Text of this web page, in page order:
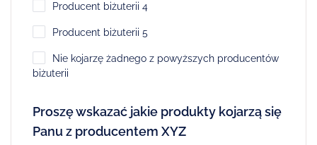
Producent biżuterii 4
Producent biżuterii 5
Nie kojarzę żadnego z powyższych producentów
biżuterii
Proszę wskazać jakie produkty kojarzą się
Panu z producentem XYZ